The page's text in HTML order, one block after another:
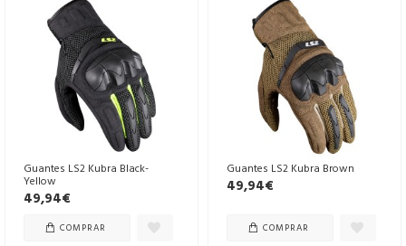
Guantes LS2 Kubra Black-
Yellow
49,94€
COMPRAR
Guantes LS2 Kubra Brown
49,94€
COMPRAR